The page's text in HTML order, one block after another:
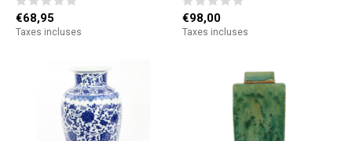
€68,95
Taxes incluses
€98,00
Taxes incluses